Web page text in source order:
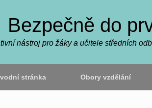
Bezpečně do
nástroj pro žáky a učitele středních
stránka Obory vzdělání